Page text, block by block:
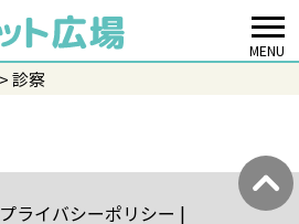
MENU
診察
プライバシーポリシー